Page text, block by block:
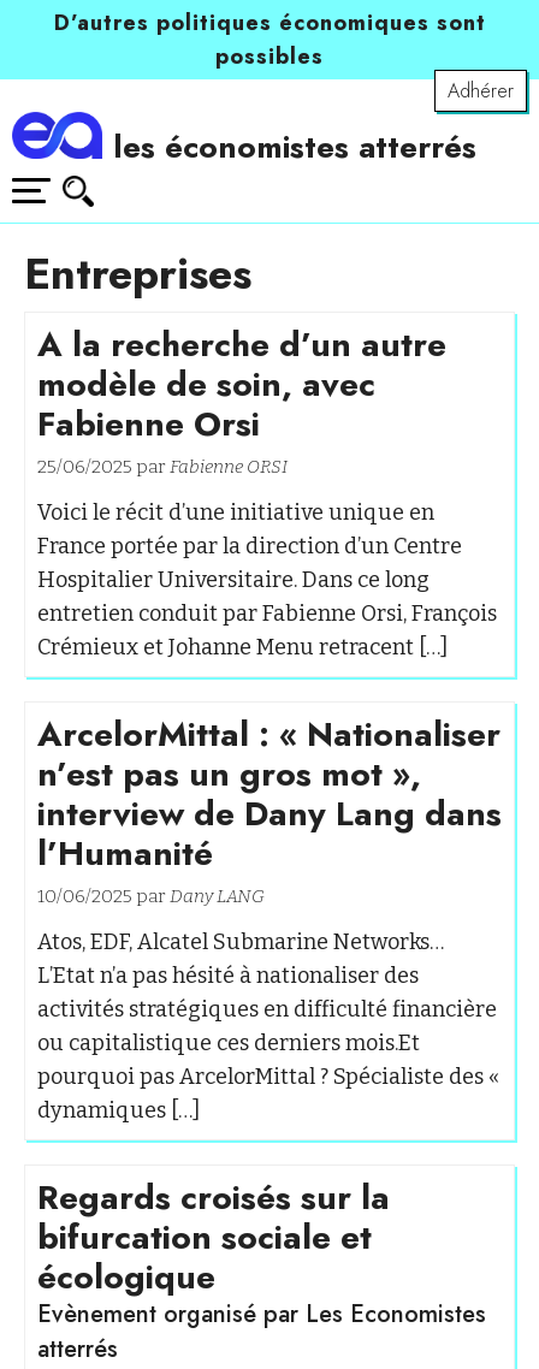
D’autres politiques économiques sont
possibles
Adhérer
les économistes atterrés
Entreprises
A la recherche d’un autre
modèle de soin, avec
Fabienne Orsi
25/06/2025 parFabienne ORSI
Voici le récit d’une initiative unique en
France portée par la direction d’un Centre
Hospitalier Universitaire. Dans ce long
entretien conduit par Fabienne Orsi, François
Crémieux et Johanne Menu retracent […]
ArcelorMittal : « Nationaliser
n’est pas un gros mot »,
interview de Dany Lang dans
l’Humanité
10/06/2025 parDany LANG
Atos, EDF, Alcatel Submarine Networks…
L’Etat n’a pas hésité à nationaliser des
activités stratégiques en difficulté financière
ou capitalistique ces derniers mois.Et
pourquoi pas ArcelorMittal ? Spécialiste des «
dynamiques […]
Regards croisés sur la
bifurcation sociale et
écologique
Evènement organisé par Les Economistes
atterrés